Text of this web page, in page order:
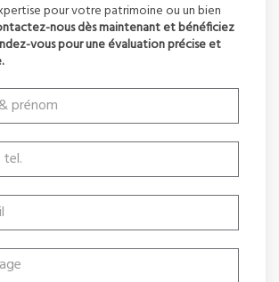
pour votre patrimoine ou un bien
nous dès maintenant et bénéficiez
vous pour une évaluation précise et